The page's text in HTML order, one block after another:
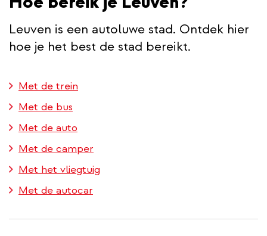
Leuven is een autoluwe stad. Ontdek hier
hoe je het best de stad bereikt.
Met de trein
Met de bus
Met de auto
Met de camper
Met het vliegtuig
Met de autocar